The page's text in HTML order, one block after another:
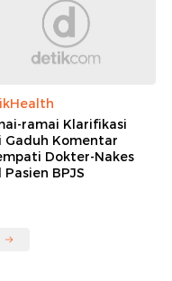
ramai Klarifikasi
Gaduh Komentar
Dokter-Nakes
Pasien BPJS